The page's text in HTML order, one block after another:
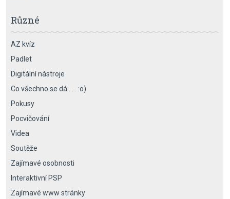
Různé
AZ kvíz
Padlet
Digitální nástroje
Co všechno se dá ….. :o)
Pokusy
Pocvičování
Videa
Soutěže
Zajímavé osobnosti
Interaktivní PSP
Zajímavé www stránky